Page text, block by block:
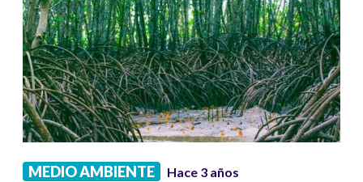
MEDIO AMBIENTE Hace 3 años